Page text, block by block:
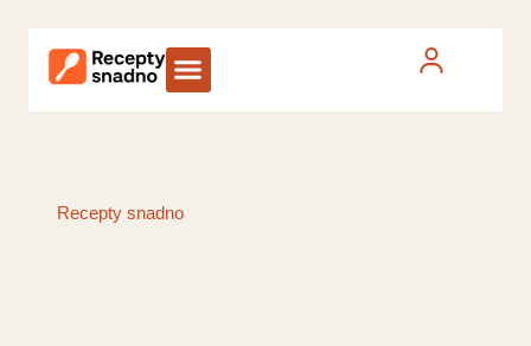
Recepty snadno